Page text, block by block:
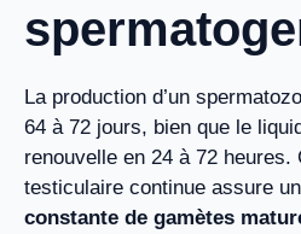
La production d’un
64 à 72 jours, bien que le
renouvelle en 24 à 72 heures.
testiculaire continue assure
constante de gamètes